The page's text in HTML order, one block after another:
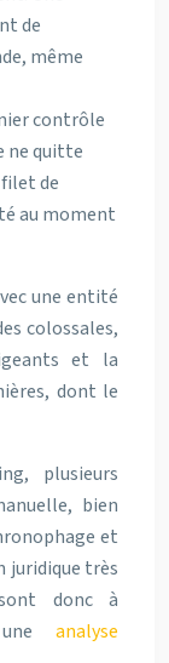
de
même
contrôle
ne quitte
de
au moment
une entité
colossales,
et la
dont le
plusieurs
bien
et
juridique très
donc à
analyse